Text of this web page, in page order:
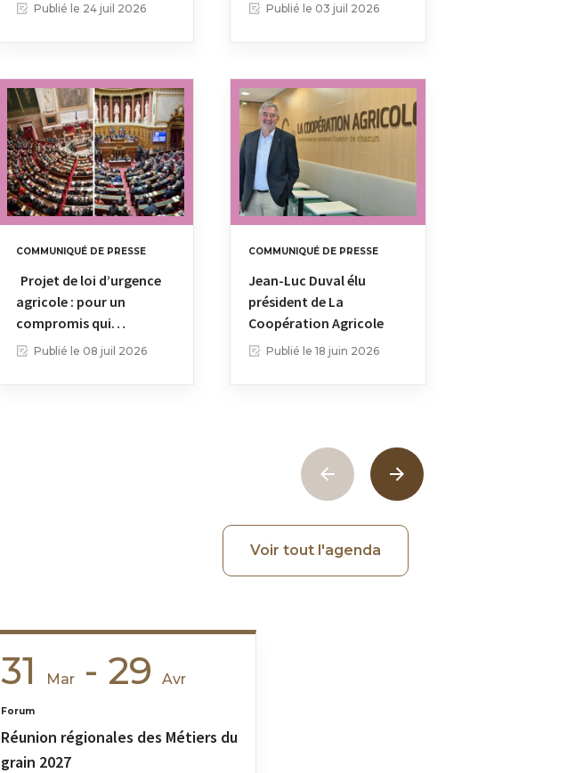
Publié le 24 juil 2026
COMMUNIQUÉ DE PRESSE
Projet de loi d’urgence
agricole : pour un
compromis qui…
Publié le 08 juil 2026
Publié le 03 juil 2026
COMMUNIQUÉ DE PRESSE
Jean-Luc Duval élu
président de La
Coopération Agricole
Publié le 18 juin 2026
Voir tout l'agenda
31 Mar - 29 Avr
Forum
Réunion régionales des Métiers du
grain 2027